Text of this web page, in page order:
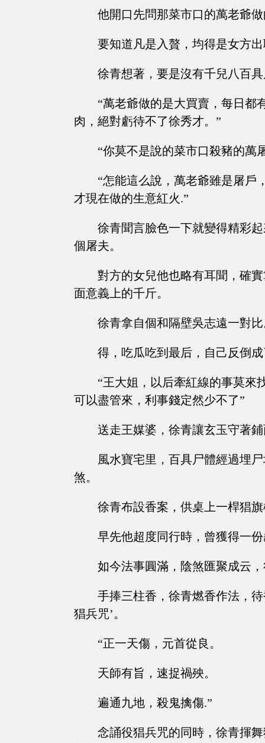
他開口先問那菜市口的萬老爺
要知道凡是入贅，均得是女方
徐青想著，要是沒有千兒八百
“萬老爺做的是大買賣，每日都
肉，絕對虧待不了徐秀才。”
“你莫不是說的菜市口殺豬的萬
“怎能這么說，萬老爺雖是屠戶
才現在做的生意紅火.”
徐青聞言臉色一下就變得精彩
個屠夫。
對方的女兒他也略有耳聞，確
面意義上的千斤。
徐青拿自個和隔壁吳志遠一對
得，吃瓜吃到最后，自己反倒
“王大姐，以后牽紅線的事莫來
可以盡管來，利事錢定然少不了”
送走王媒婆，徐青讓玄玉守著
風水寶宅里，百具尸體經過埋
煞。
徐青布設香案，供桌上一桿猖
早先他超度同行時，曾獲得一
如今法事圓滿，陰煞匯聚成云
手捧三柱香，徐青燃香作法，
猖兵咒’。
“正一天傷，元首從良。
天師有旨，速捉禍殃。
遍通九地，殺鬼擒傷.”
念誦役猖兵咒的同時，徐青揮